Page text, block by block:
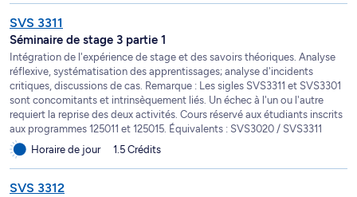
SVS 3311
Séminaire de stage 3 partie 1
Intégration de l'expérience de stage et des savoirs théoriques. Analyse
réflexive, systématisation des apprentissages; analyse d'incidents
critiques, discussions de cas. Remarque : Les sigles SVS3311 et SVS3301
sont concomitants et intrinsèquement liés. Un échec à l'un ou l'autre
requiert la reprise des deux activités. Cours réservé aux étudiants inscrits
aux programmes 125011 et 125015. Équivalents : SVS3020 / SVS3311
Horaire de jour
1.5 Crédits
SVS 3312